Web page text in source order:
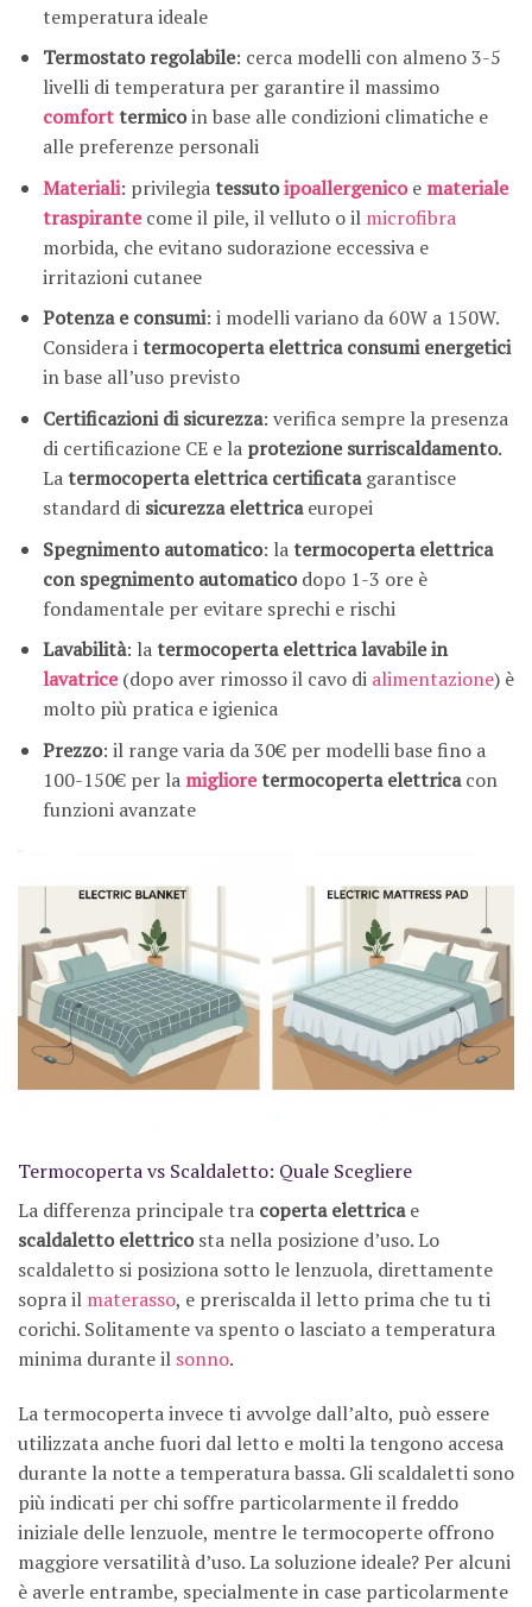
temperatura ideale
Termostato regolabile: cerca modelli con almeno 3-5
livelli di temperatura per garantire il massimo
comforttermicoin base alle condizioni climatiche e
alle preferenze personali
Materiali: privilegiatessutoipoallergenicoe materiale
traspirantecome il pile, il velluto o il microfibra
morbida, che evitano sudorazione eccessiva e
irritazioni cutanee
Potenza e consumi: i modelli variano da 60W a 150W.
Considera itermocoperta elettrica consumi energetici
in base all’uso previsto
Certificazioni di sicurezza: verifica sempre la presenza
di certificazione CE e la protezione surriscaldamento.
Latermocoperta elettrica certificatagarantisce
standard di sicurezza elettricaeuropei
Spegnimento automatico: latermocoperta elettrica
con spegnimento automaticodopo 1-3 ore è
fondamentale per evitare sprechi e rischi
Lavabilità: latermocoperta elettrica lavabile in
lavatrice(dopo aver rimosso il cavo di alimentazione) è
molto più pratica e igienica
Prezzo: il range varia da 30€ per modelli base fino a
100-150€ per la miglioretermocoperta elettricacon
funzioni avanzate
Termocoperta vs Scaldaletto: Quale Scegliere
La differenza principale tra coperta elettricae
scaldaletto elettricosta nella posizione d’uso. Lo
scaldaletto si posiziona sotto le lenzuola, direttamente
sopra il materasso, e preriscalda il letto prima che tu ti
corichi. Solitamente va spento o lasciato a temperatura
minima durante il sonno.
La termocoperta invece ti avvolge dall’alto, può essere
utilizzata anche fuori dal letto e molti la tengono accesa
durante la notte a temperatura bassa. Gli scaldaletti sono
più indicati per chi soffre particolarmente il freddo
iniziale delle lenzuole, mentre le termocoperte offrono
maggiore versatilità d’uso. La soluzione ideale? Per alcuni
è averle entrambe, specialmente in case particolarmente